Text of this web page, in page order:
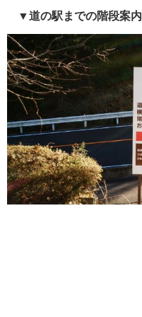
▼道の駅までの階段案内